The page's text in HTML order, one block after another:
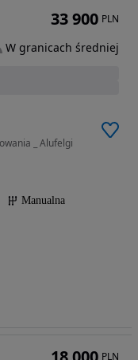
_ Alufelgi
Manualna
33 900 PLN
W granicach średniej
PLN